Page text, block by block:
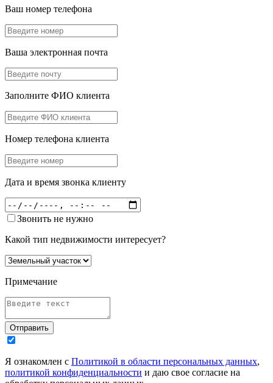
Ваш номер телефона
Ваша электронная почта
Заполните ФИО клиента
Номер телефона клиента
Дата и время звонка клиенту
Звонить не нужно
Какой тип недвижимости интересует?
Примечание
Отправить
Я ознакомлен с Политикой в области персональных данных,
политикой конфиденциальности и даю свое согласие на